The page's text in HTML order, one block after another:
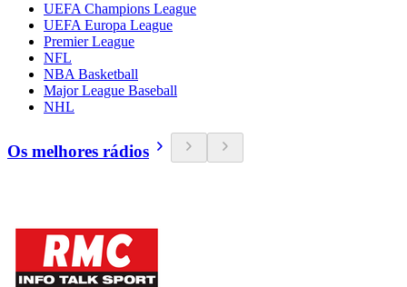
UEFA Champions League
UEFA Europa League
Premier League
NFL
NBA Basketball
Major League Baseball
NHL
Os melhores rádios